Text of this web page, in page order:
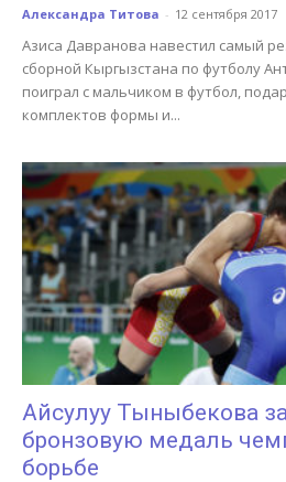
Александра Титова - 12 сентября 2017
Азиса Давранова навестил самый
сборной Кыргызстана по футболу
поиграл с мальчиком в футбол,
комплектов формы и...
Айсулуу Тыныбекова
бронзовую медаль
борьбе